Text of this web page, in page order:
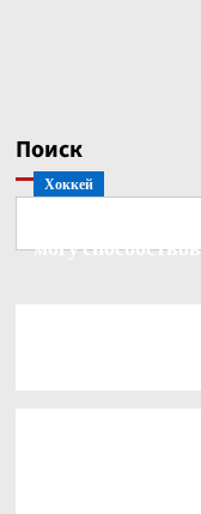
школу
Поиск
Хоккей
Бобровский — о
могу